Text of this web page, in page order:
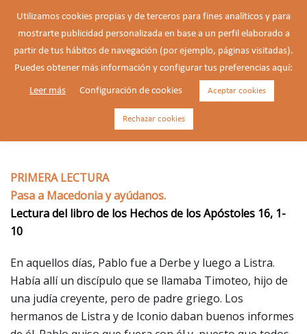
09/05/2026 – Sábado de la 5ª
semana de Pascua.
PRIMERA LECTURA
Pasa a Macedonia y ayúdanos.
Lectura del libro de los Hechos de los Apóstoles 16, 1-
10
En aquellos días, Pablo fue a Derbe y luego a Listra.
Había allí un discípulo que se llamaba Timoteo, hijo de
una judía creyente, pero de padre griego. Los
hermanos de Listra y de Iconio daban buenos informes
Utilizamos cookies propias y de terceros para fines analíticos y para
mostrarte publicidad personalizada en base a un perfil elaborado a
partir de tus hábitos de navegación (por ejemplo, páginas visitadas).
Puedes obtener más información y configurar tus preferencias aquí:
Leer más Configuración de cookies Aceptar cookies
Rechazar cookies